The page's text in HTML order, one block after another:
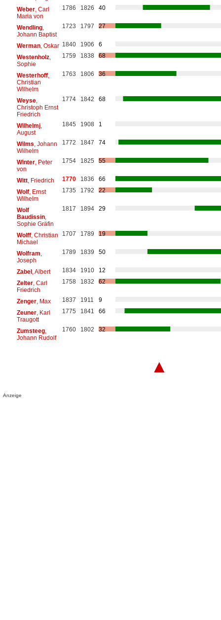
Weber, Carl
Maria von
1786 1826 40
Wendling,
Johann Baptist
1723 1797 27
Werman, Oskar 1840 1906
6
Westenholz,
Sophie
1759 1838 68
Westerhoff,
Christian
Wilhelm
1763 1806 36
Weyse,
Christoph Ernst
Friedrich
1774 1842 68
Wilhelmj,
August
1845 1908 1
Wilms , Johann
Wilhelm
1772 1847 74
Winter, Peter
von
1754 1825 55
Witt, Friedrich 1770 1836
66
Wolf, Ernst
Wilhelm
1735 1792 22
Wolf
Baudissin,
Sophie Gräfin
1817 1894 29
Wolff, Christian
Michael
1707 1789 19
Wolfram
Joseph
1789 1839 50
Zabel, Albert 1834 1910
12
Zelter, Carl
Friedrich
1758 1832 62
Zenger, Max 1837 1911
9
Zeuner, Karl
Traugott
1775 1841 66
Zumsteeg,
Johann Rudolf
1760 1802 32
▲
Anzeige